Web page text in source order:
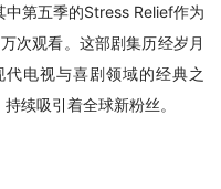
第五季的Stress Relief作为
次观看。这部剧集历经岁月
电视与喜剧领域的经典之
续吸引着全球新粉丝。